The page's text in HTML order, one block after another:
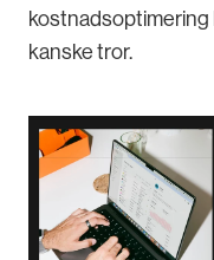
kostnadsoptimering
kanske tror.